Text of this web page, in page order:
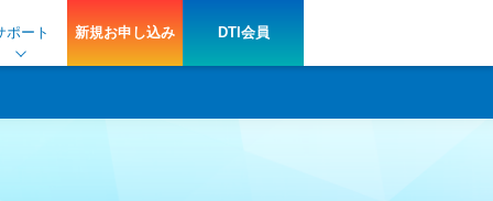
新規お申し込み DTI会員
ポート